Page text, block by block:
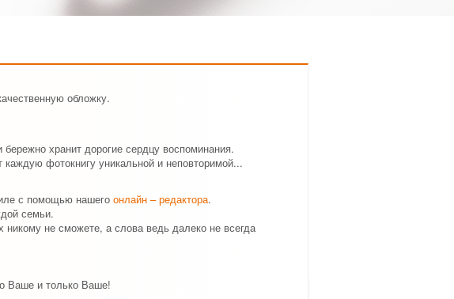
обложку.
хранит дорогие сердцу воспоминания.
фотокнигу уникальной и неповторимой...
с помощью нашего онлайн – редактора.
семьи.
не сможете, а слова ведь далеко не всегда
Ваше и только Ваше!